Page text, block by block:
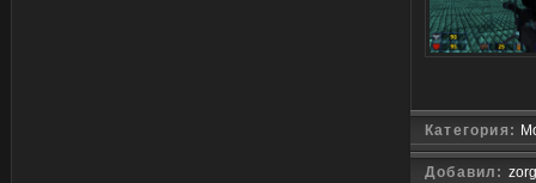
Категория:
Добавил: